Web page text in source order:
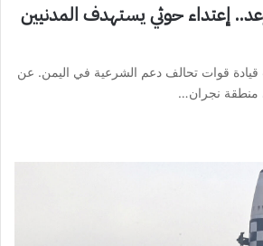
إعتداء حوثي يستهدف المدنيين
قوات تحالف دعم الشرعية في اليمن. عن
منطقة نجران…